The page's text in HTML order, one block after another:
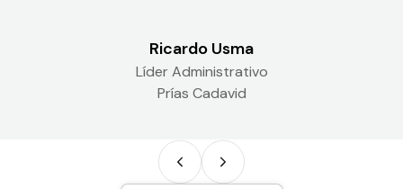
Ricardo Usma
Líder Administrativo
Prías Cadavid